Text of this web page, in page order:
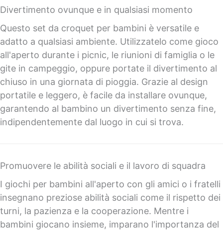
Divertimento ovunque e in qualsiasi momento
Questo set da croquet per bambini è versatile e
adatto a qualsiasi ambiente. Utilizzatelo come gioco
all'aperto durante i picnic, le riunioni di famiglia o le
gite in campeggio, oppure portate il divertimento al
chiuso in una giornata di pioggia. Grazie al design
portatile e leggero, è facile da installare ovunque,
garantendo al bambino un divertimento senza fine,
indipendentemente dal luogo in cui si trova.
Promuovere le abilità sociali e il lavoro di squadra
I giochi per bambini all'aperto con gli amici o i fratelli
insegnano preziose abilità sociali come il rispetto dei
turni, la pazienza e la cooperazione. Mentre i
bambini giocano insieme, imparano l'importanza del